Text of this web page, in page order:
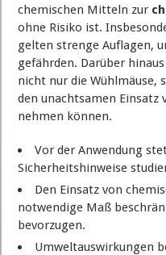
chemischen Mitteln zur
ohne Risiko ist.
gelten strenge Auflagen,
gefährden. Darüber
nicht nur die Wühlmäuse,
den unachtsamen Einsatz
nehmen können.
Vor der Anwendung
Sicherheitshinweise
Den Einsatz von
notwendige Maß
bevorzugen.
Umweltauswirkungen